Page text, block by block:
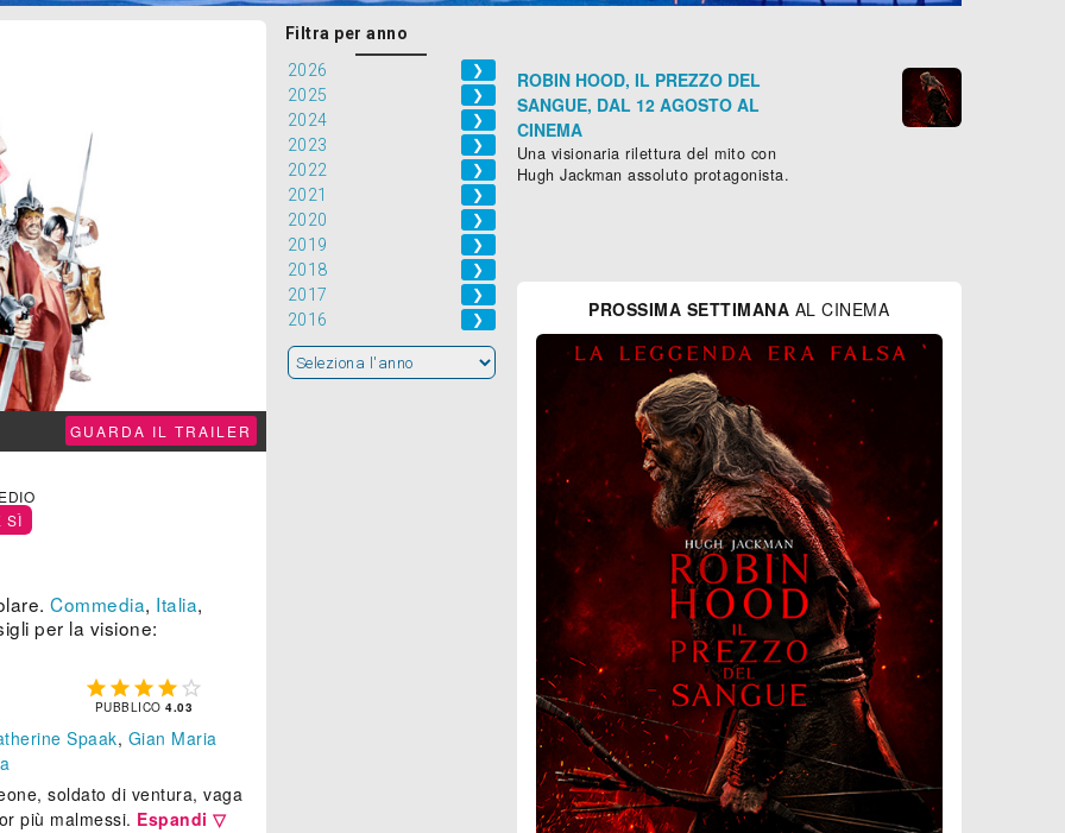
GUARDA IL TRAILER
SÌ
Commedia, Italia,
per la visione:
    
PUBBLICO4.03
Spaak, Gian Maria
soldato di ventura, vaga
più malmessi. Espandi ▽
Filtra per anno
2026
❯
2025 ❯
2024 ❯
2023 ❯
2022 ❯
2021 ❯
2020 ❯
2019 ❯
2018 ❯
2017 ❯
2016 ❯
ROBIN HOOD, IL PREZZO DEL
SANGUE, DAL 12 AGOSTO AL
CINEMA
Una visionaria rilettura del mito con
Hugh Jackman assoluto protagonista.
PROSSIMA SETTIMANA AL CINEMA